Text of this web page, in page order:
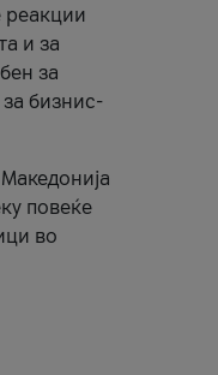
реакции
и за
за
бизнис-
повеќе
во